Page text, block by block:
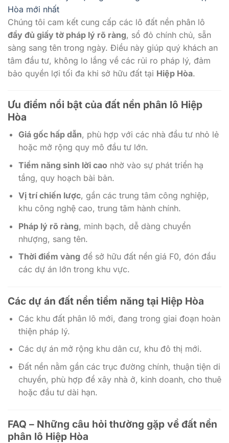
Hòa mới nhất
Chúng tôi cam kết cung cấp các lô đất nền phân lô
đầy đủ giấy tờ pháp lý rõ ràng, sổ đỏ chính chủ, sẵn
sàng sang tên trong ngày. Điều này giúp quý khách an
tâm đầu tư, không lo lắng về các rủi ro pháp lý, đảm
bảo quyền lợi tối đa khi sở hữu đất tại Hiệp Hòa.
Ưu điểm nổi bật của đất nền phân lô Hiệp
Hòa
Giá gốc hấp dẫn, phù hợp với các nhà đầu tư nhỏ lẻ
hoặc mở rộng quy mô đầu tư lớn.
Tiềm năng sinh lời cao nhờ vào sự phát triển hạ
tầng, quy hoạch bài bản.
Vị trí chiến lược, gần các trung tâm công nghiệp,
khu công nghệ cao, trung tâm hành chính.
Pháp lý rõ ràng, minh bạch, dễ dàng chuyển
nhượng, sang tên.
Thời điểm vàng để sở hữu đất nền giá F0, đón đầu
các dự án lớn trong khu vực.
Các dự án đất nền tiềm năng tại Hiệp Hòa
Các khu đất phân lô mới, đang trong giai đoạn hoàn
thiện pháp lý.
Các dự án mở rộng khu dân cư, khu đô thị mới.
Đất nền nằm gần các trục đường chính, thuận tiện di
chuyển, phù hợp để xây nhà ở, kinh doanh, cho thuê
hoặc đầu tư dài hạn.
FAQ – Những câu hỏi thường gặp về đất nền
phân lô Hiệp Hòa